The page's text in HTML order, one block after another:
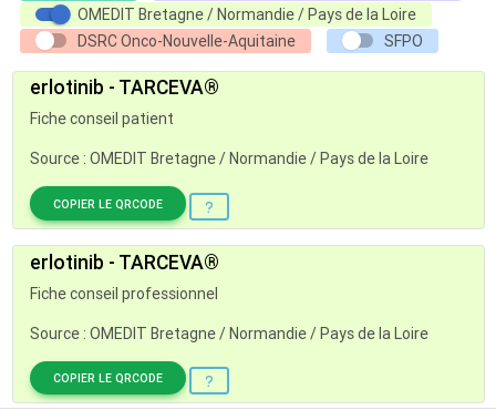
OMEDIT Bretagne / Normandie / Pays de la Loire
DSRC Onco-Nouvelle-Aquitaine
SFPO
erlotinib - TARCEVA®
Fiche conseil patient
Source : OMEDIT Bretagne / Normandie / Pays de la Loire
COPIER LE QRCODE
erlotinib - TARCEVA®
Fiche conseil professionnel
Source : OMEDIT Bretagne / Normandie / Pays de la Loire
COPIER LE QRCODE